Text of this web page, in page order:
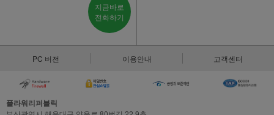
지금바로
전화하기
PC 버전 이용안내 고객센터
플라워리퍼블릭